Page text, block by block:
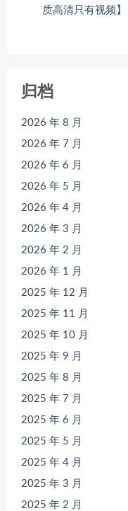
质高清只有视频】
归档
2026 年 8 月
2026 年 7 月
2026 年 6 月
2026 年 5 月
2026 年 4 月
2026 年 3 月
2026 年 2 月
2026 年 1 月
2025 年 12 月
2025 年 11 月
2025 年 10 月
2025 年 9 月
2025 年 8 月
2025 年 7 月
2025 年 6 月
2025 年 5 月
2025 年 4 月
2025 年 3 月
2025 年 2 月